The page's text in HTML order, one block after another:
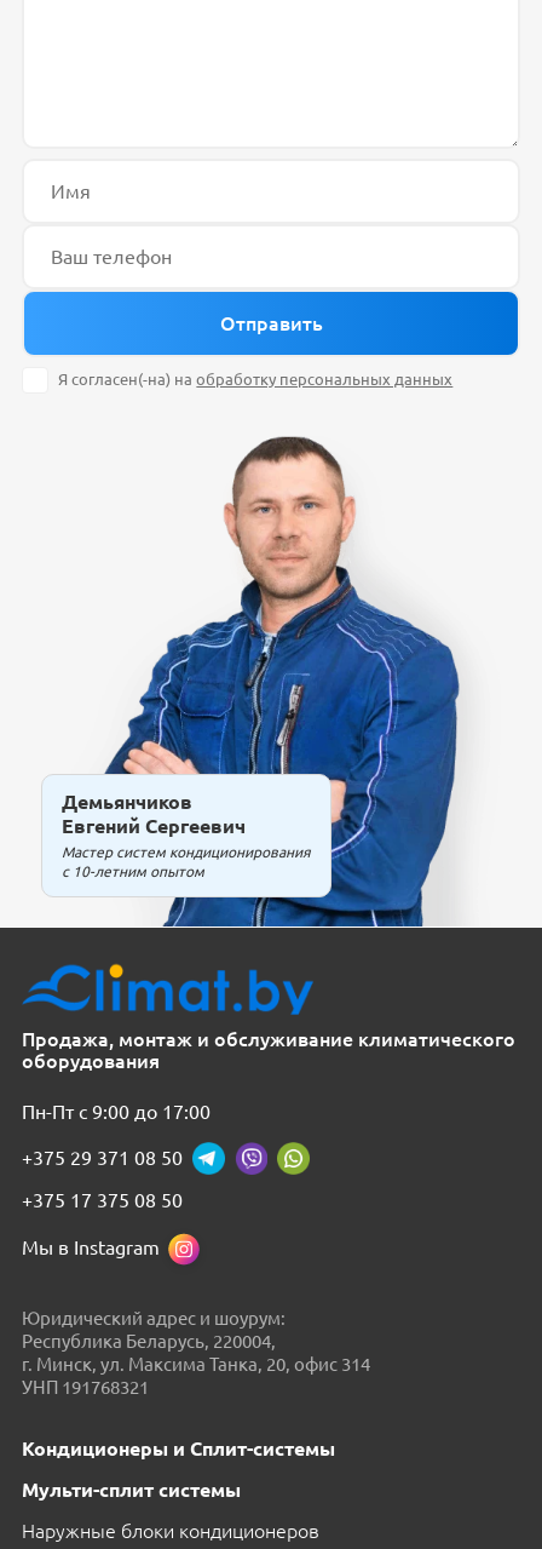
Я согласен(-на) наобработку персональных данных
Демьянчиков
Евгений Сергеевич
Мастер систем кондиционирования
с 10-летним опытом
Продажа, монтаж и обслуживание климатического
оборудования
Пн-Пт с 9:00 до 17:00
+375 29 371 08 50
+375 17 375 08 50
Мы в Instagram
Юридический адрес и шоурум:
Республика Беларусь, 220004,
г. Минск, ул. Максима Танка, 20, офис 314
УНП 191768321
Кондиционеры и Сплит-системы
Мульти-сплит системы
Наружные блоки кондиционеров